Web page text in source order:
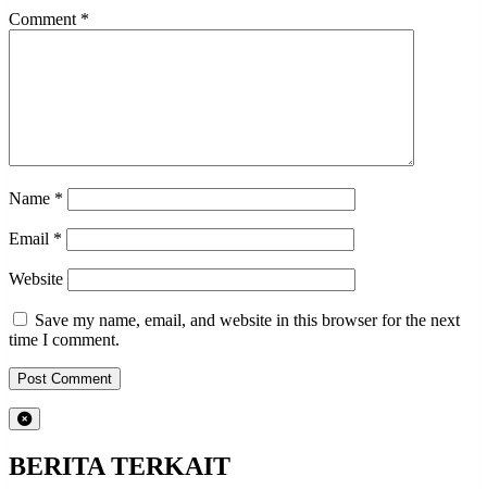
Comment *
Name *
Email *
Website
Save my name, email, and website in this browser for the next
time I comment.
BERITA TERKAIT